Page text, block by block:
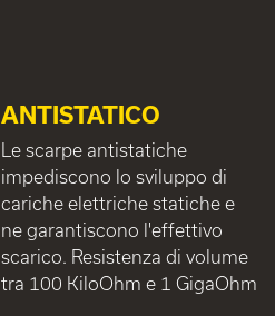
ANTISTATICO
Le scarpe antistatiche
impediscono lo sviluppo di
cariche elettriche statiche e
ne garantiscono l'effettivo
scarico. Resistenza di volume
tra 100 KiloOhm e 1 GigaOhm